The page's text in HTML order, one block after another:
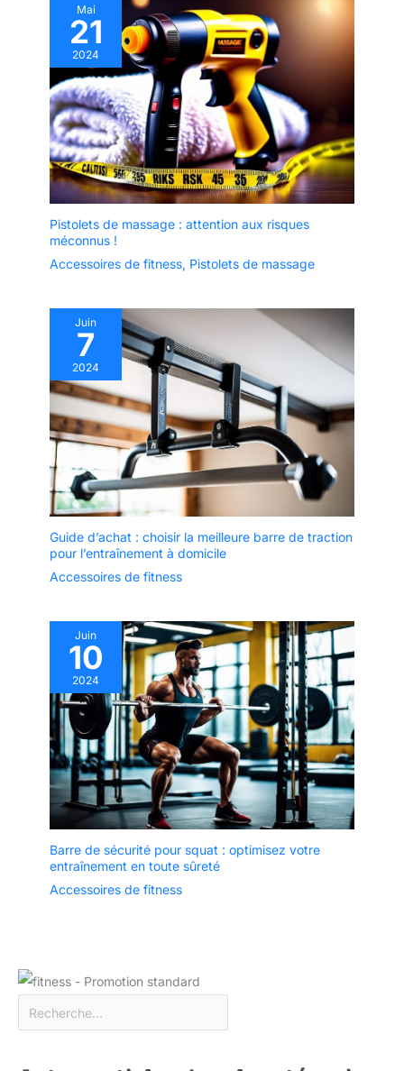
Mai
21
2024
Pistolets de massage : attention aux risques
méconnus !
Accessoires de fitness, Pistolets de massage
Juin
7
2024
Guide d’achat : choisir la meilleure barre de traction
pour l’entraînement à domicile
Accessoires de fitness
Juin
10
2024
Barre de sécurité pour squat : optimisez votre
entraînement en toute sûreté
Accessoires de fitness